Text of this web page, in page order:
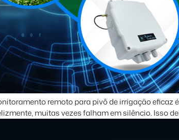
remoto para pivô de irrigação
muitas vezes falham em silêncio. Isso